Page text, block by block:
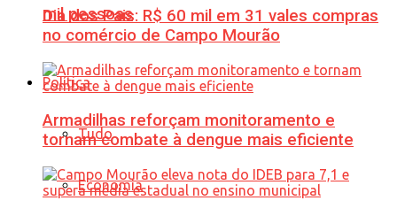
mil pessoas
Política
Tudo
Economia
Dia dos Pais: R$ 60 mil em 31 vales compras
no comércio de Campo Mourão
Armadilhas reforçam monitoramento e
tornam combate à dengue mais eficiente